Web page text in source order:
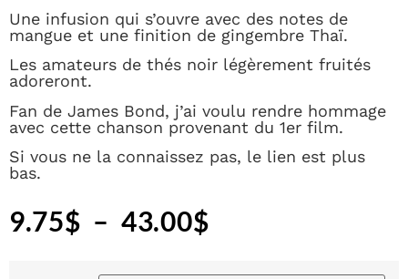
Une infusion qui s’ouvre avec des notes de
mangue et une finition de gingembre Thaï.
Les amateurs de thés noir légèrement fruités
adoreront.
Fan de James Bond, j’ai voulu rendre hommage
avec cette chanson provenant du 1er film.
Si vous ne la connaissez pas, le lien est plus
bas.
9.75$ – 43.00$